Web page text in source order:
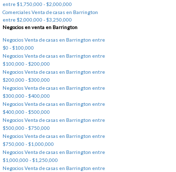
entre $1,750,000 - $2,000,000
Comerciales Venta de casas en Barrington
entre $2,000,000 - $3,250,000
Negocios en venta en Barrington
Negocios Venta de casas en Barrington entre
$0 - $100,000
Negocios Venta de casas en Barrington entre
$100,000 - $200,000
Negocios Venta de casas en Barrington entre
$200,000 - $300,000
Negocios Venta de casas en Barrington entre
$300,000 - $400,000
Negocios Venta de casas en Barrington entre
$400,000 - $500,000
Negocios Venta de casas en Barrington entre
$500,000 - $750,000
Negocios Venta de casas en Barrington entre
$750,000 - $1,000,000
Negocios Venta de casas en Barrington entre
$1,000,000 - $1,250,000
Negocios Venta de casas en Barrington entre